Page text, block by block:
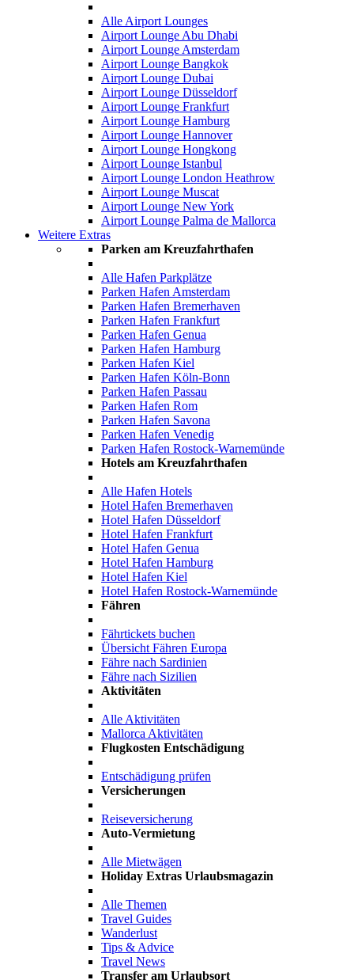
Alle Airport Lounges
Airport Lounge Abu Dhabi
Airport Lounge Amsterdam
Airport Lounge Bangkok
Airport Lounge Dubai
Airport Lounge Düsseldorf
Airport Lounge Frankfurt
Airport Lounge Hamburg
Airport Lounge Hannover
Airport Lounge Hongkong
Airport Lounge Istanbul
Airport Lounge London Heathrow
Airport Lounge Muscat
Airport Lounge New York
Airport Lounge Palma de Mallorca
Weitere Extras
Parken am Kreuzfahrthafen
Alle Hafen Parkplätze
Parken Hafen Amsterdam
Parken Hafen Bremerhaven
Parken Hafen Frankfurt
Parken Hafen Genua
Parken Hafen Hamburg
Parken Hafen Kiel
Parken Hafen Köln-Bonn
Parken Hafen Passau
Parken Hafen Rom
Parken Hafen Savona
Parken Hafen Venedig
Parken Hafen Rostock-Warnemünde
Hotels am Kreuzfahrthafen
Alle Hafen Hotels
Hotel Hafen Bremerhaven
Hotel Hafen Düsseldorf
Hotel Hafen Frankfurt
Hotel Hafen Genua
Hotel Hafen Hamburg
Hotel Hafen Kiel
Hotel Hafen Rostock-Warnemünde
Fähren
Fährtickets buchen
Übersicht Fähren Europa
Fähre nach Sardinien
Fähre nach Sizilien
Aktivitäten
Alle Aktivitäten
Mallorca Aktivitäten
Flugkosten Entschädigung
Entschädigung prüfen
Versicherungen
Reiseversicherung
Auto-Vermietung
Alle Mietwägen
Holiday Extras Urlaubsmagazin
Alle Themen
Travel Guides
Wanderlust
Tips & Advice
Travel News
Transfer am Urlaubsort